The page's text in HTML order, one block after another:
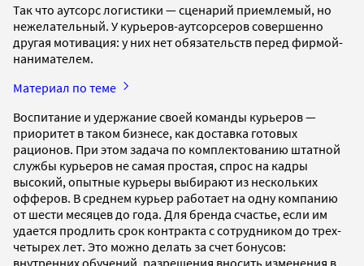
Так что аутсорс логистики — сценарий приемлемый, но
нежелательный. У курьеров-аутсорсеров совершенно
другая мотивация: у них нет обязательств перед фирмой-
нанимателем.
Материал по теме
Воспитание и удержание своей команды курьеров —
приоритет в таком бизнесе, как доставка готовых
рационов. При этом задача по комплектованию штатной
службы курьеров не самая простая, спрос на кадры
высокий, опытные курьеры выбирают из нескольких
офферов. В среднем курьер работает на одну компанию
от шести месяцев до года. Для бренда счастье, если им
удается продлить срок контракта с сотрудником до трех-
четырех лет. Это можно делать за счет бонусов:
внутренних обучений, разрешения вносить изменения в